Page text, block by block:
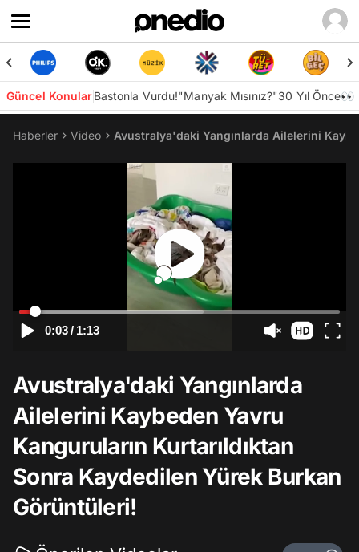
Güncel KonularBastonla Vurdu!"Manyak Mısınız?"30 Yıl Önce👀
Haberler Video Avustralya'daki Yangınlarda Ailelerini
0:03/ 1:13
Avustralya'daki Yangınlarda
Ailelerini Kaybeden Yavru
Kanguruların Kurtarıldıktan
Sonra Kaydedilen Yürek Burkan
Görüntüleri!